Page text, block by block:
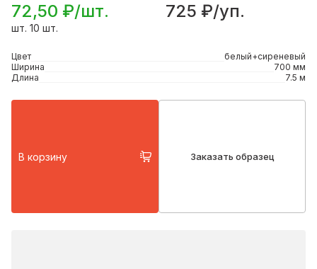
72,50 ₽/шт. 725 ₽/уп.
шт. 10 шт.
Цвет
белый+сиреневый
Ширина
700 мм
Длина
7.5 м
В корзину Заказать образец